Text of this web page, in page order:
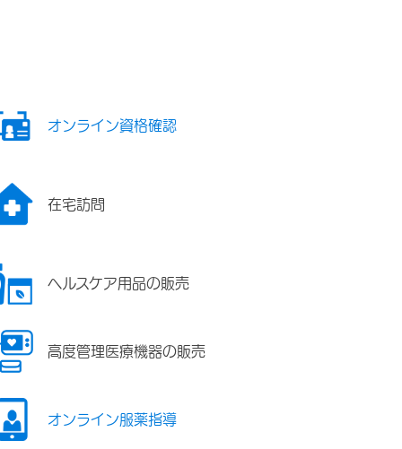
オンライン資格確認
在宅訪問
ヘルスケア用品の販売
高度管理医療機器の販売
オンライン服薬指導